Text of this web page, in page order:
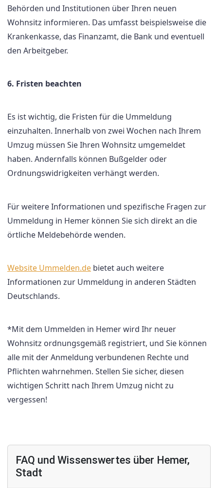
Behörden und Institutionen über Ihren neuen
Wohnsitz informieren. Das umfasst beispielsweise die
Krankenkasse, das Finanzamt, die Bank und eventuell
den Arbeitgeber.
6. Fristen beachten
Es ist wichtig, die Fristen für die Ummeldung
einzuhalten. Innerhalb von zwei Wochen nach Ihrem
Umzug müssen Sie Ihren Wohnsitz umgemeldet
haben. Andernfalls können Bußgelder oder
Ordnungswidrigkeiten verhängt werden.
Für weitere Informationen und spezifische Fragen zur
Ummeldung in Hemer können Sie sich direkt an die
örtliche Meldebehörde wenden.
Website Ummelden.de bietet auch weitere
Informationen zur Ummeldung in anderen Städten
Deutschlands.
*Mit dem Ummelden in Hemer wird Ihr neuer
Wohnsitz ordnungsgemäß registriert, und Sie können
alle mit der Anmeldung verbundenen Rechte und
Pflichten wahrnehmen. Stellen Sie sicher, diesen
wichtigen Schritt nach Ihrem Umzug nicht zu
vergessen!
FAQ und Wissenswertes über Hemer,
Stadt